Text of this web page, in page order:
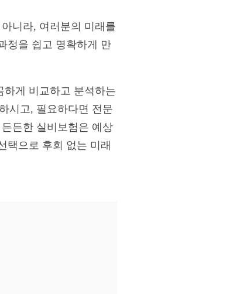
니라, 여러분의 미래를
정을 쉽고 명확하게 만
게 비교하고 분석하는
시고, 필요하다면 전문
든한 실비보험은 예상
택으로 후회 없는 미래